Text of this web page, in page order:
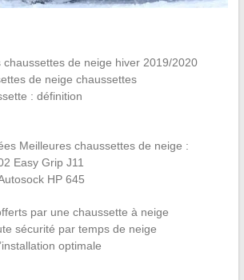
chaussettes de neige hiver 2019/2020
de neige chaussettes
: définition
Meilleures chaussettes de neige :
Easy Grip J11
HP 645
par une chaussette à neige
sécurité par temps de neige
optimale